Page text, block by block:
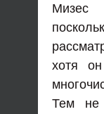
Мизес
хотя
Тем не